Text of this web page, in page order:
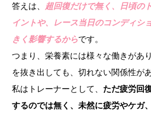
答えは、
超回復だけで無く、日頃の
イントや、レース当日のコンディシ
きく影響するからです。
つまり、栄養素には様々な働きがあ
を抜き出しても、切れない関係性が
私はトレーナーとして、 ただ疲労回
するのでは無く、未然に疲労やケガ